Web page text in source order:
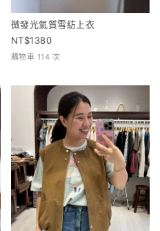
微發光氣質雪紡上衣
1380
購物車 114 次